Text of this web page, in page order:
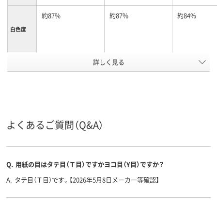
白色度
約87% 約87% 約84%
約90μm(0.09mm) 約95μm
500、500枚
アスクル
商品環境
45
詳しく見る
よくあるご質問（Q&A）
Q. 用紙の目はタテ目（Ｔ目）ですかヨコ目（Y目）ですか？
A. タテ目（Ｔ目）です。【2026年5月8日メーカー等確認】